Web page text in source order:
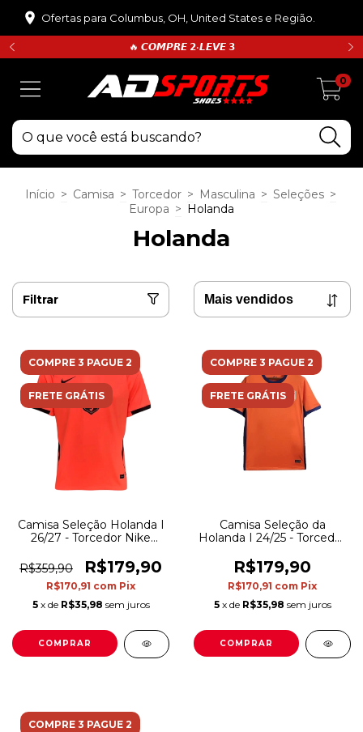
Ofertas para Columbus, OH, United States e Região.
🔥 𝘾𝙊𝙈𝙋𝙍𝙀 𝟮•𝙇𝙀𝙑𝙀 𝟯
0
Início > Camisa > Torcedor > Masculina > Seleções >
Europa > Holanda
Holanda
Filtrar
COMPRE 3 PAGUE 2
FRETE GRÁTIS
Camisa Seleção Holanda I
26/27 - Torcedor Nike
R$359,90
R$179,90
R$170,91 com Pix
5 x de R$35,98 sem juros
COMPRAR
COMPRE 3 PAGUE 2
FRETE GRÁTIS
Camisa Seleção da
Holanda I 24/25 - Torcedor
com detalhes em azul
R$179,90
R$170,91 com Pix
5 x de R$35,98 sem juros
COMPRAR
COMPRE 3 PAGUE 2